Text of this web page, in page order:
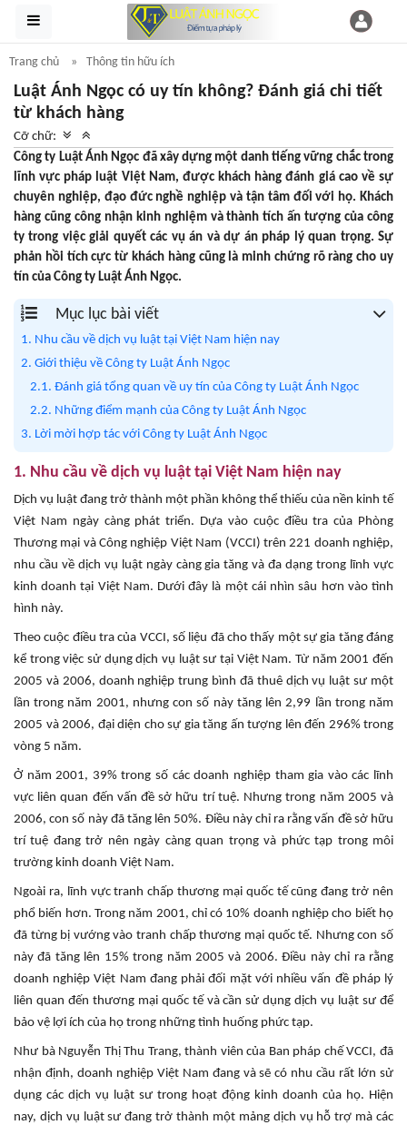
Trang chủ Thông tin hữu ích
Luật Ánh Ngọc có uy tín không? Đánh giá chi tiết
từ khách hàng
Cỡ chữ:
Công ty Luật Ánh Ngọc đã xây dựng một danh tiếng vững chắc trong
lĩnh vực pháp luật Việt Nam, được khách hàng đánh giá cao về sự
chuyên nghiệp, đạo đức nghề nghiệp và tận tâm đối với họ. Khách
hàng cũng công nhận kinh nghiệm và thành tích ấn tượng của công
ty trong việc giải quyết các vụ án và dự án pháp lý quan trọng. Sự
phản hồi tích cực từ khách hàng cũng là minh chứng rõ ràng cho uy
tín của Công ty Luật Ánh Ngọc.
Mục lục bài viết
1. Nhu cầu về dịch vụ luật tại Việt Nam hiện nay
2. Giới thiệu về Công ty Luật Ánh Ngọc
2.1. Đánh giá tổng quan về uy tín của Công ty Luật Ánh Ngọc
2.2. Những điểm mạnh của Công ty Luật Ánh Ngọc
3. Lời mời hợp tác với Công ty Luật Ánh Ngọc
1. Nhu cầu về dịch vụ luật tại Việt Nam hiện nay
Dịch vụ luật đang trở thành một phần không thể thiếu của nền kinh tế
Việt Nam ngày càng phát triển. Dựa vào cuộc điều tra của Phòng
Thương mại và Công nghiệp Việt Nam (VCCI) trên 221 doanh nghiệp,
nhu cầu về dịch vụ luật ngày càng gia tăng và đa dạng trong lĩnh vực
kinh doanh tại Việt Nam. Dưới đây là một cái nhìn sâu hơn vào tình
hình này.
Theo cuộc điều tra của VCCI, số liệu đã cho thấy một sự gia tăng đáng
kể trong việc sử dụng dịch vụ luật sư tại Việt Nam. Từ năm 2001 đến
2005 và 2006, doanh nghiệp trung bình đã thuê dịch vụ luật sư một
lần trong năm 2001, nhưng con số này tăng lên 2,99 lần trong năm
2005 và 2006, đại diện cho sự gia tăng ấn tượng lên đến 296% trong
vòng 5 năm.
Ở năm 2001, 39% trong số các doanh nghiệp tham gia vào các lĩnh
vực liên quan đến vấn đề sở hữu trí tuệ. Nhưng trong năm 2005 và
2006, con số này đã tăng lên 50%. Điều này chỉ ra rằng vấn đề sở hữu
trí tuệ đang trở nên ngày càng quan trọng và phức tạp trong môi
trường kinh doanh Việt Nam.
Ngoài ra, lĩnh vực tranh chấp thương mại quốc tế cũng đang trở nên
phổ biến hơn. Trong năm 2001, chỉ có 10% doanh nghiệp cho biết họ
đã từng bị vướng vào tranh chấp thương mại quốc tế. Nhưng con số
này đã tăng lên 15% trong năm 2005 và 2006. Điều này chỉ ra rằng
doanh nghiệp Việt Nam đang phải đối mặt với nhiều vấn đề pháp lý
liên quan đến thương mại quốc tế và cần sử dụng dịch vụ luật sư để
bảo vệ lợi ích của họ trong những tình huống phức tạp.
Như bà Nguyễn Thị Thu Trang, thành viên của Ban pháp chế VCCI, đã
nhận định, doanh nghiệp Việt Nam đang và sẽ có nhu cầu rất lớn sử
dụng các dịch vụ luật sư trong hoạt động kinh doanh của họ. Hiện
nay, dịch vụ luật sư đang trở thành một mảng dịch vụ hỗ trợ mà các